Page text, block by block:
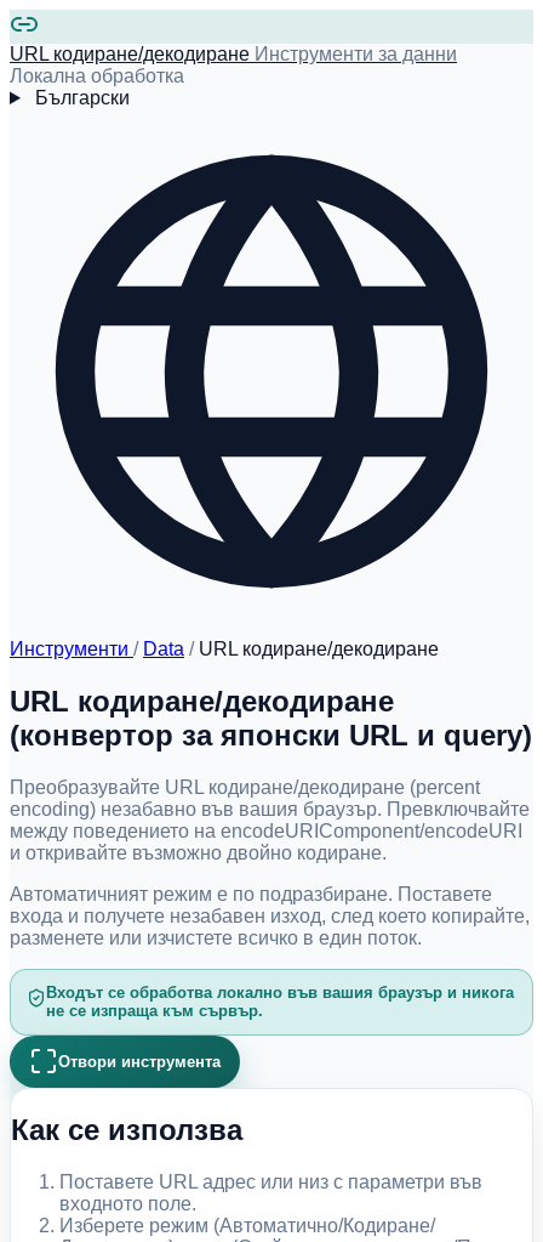
URL кодиране/декодиране Инструменти за данни
Локална обработка
Български
Инструменти / Data / URL кодиране/декодиране
URL кодиране/декодиране
(конвертор за японски URL и query)
Преобразувайте URL кодиране/декодиране (percent
encoding) незабавно във вашия браузър. Превключвайте
между поведението на encodeURIComponent/encodeURI
и откривайте възможно двойно кодиране.
Автоматичният режим е по подразбиране. Поставете
входа и получете незабавен изход, след което копирайте,
разменете или изчистете всичко в един поток.
Входът се обработва локално във вашия браузър и никога
не се изпраща към сървър.
Отвори инструмента
Как се използва
Поставете URL адрес или низ с параметри във
входното поле.
Изберете режим (Автоматично/Кодиране/